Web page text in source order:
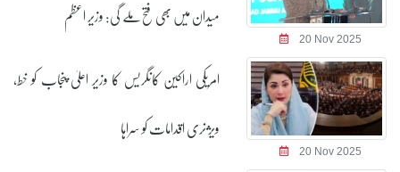
20 Nov 2025
میدان میں بھی فتح ملے گی: وزیر اعظم
20 Nov 2025
امریکی اراکین کانگریس کا وزیر اعلیٰ پنجاب کو خط،
ویژنری اقدامات کو سراہا